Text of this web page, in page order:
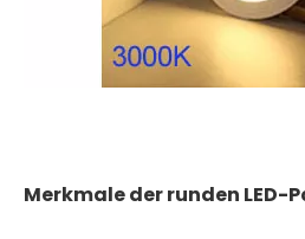
Merkmale der runden LED-